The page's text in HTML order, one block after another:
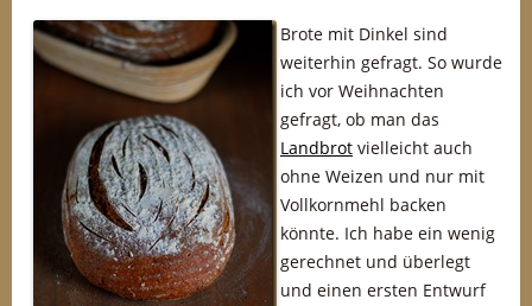
Brote mit Dinkel sind
weiterhin gefragt. So wurde
ich vor Weihnachten
gefragt, ob man das
Landbrot vielleicht auch
ohne Weizen und nur mit
Vollkornmehl backen
könnte. Ich habe ein wenig
gerechnet und überlegt
und einen ersten Entwurf